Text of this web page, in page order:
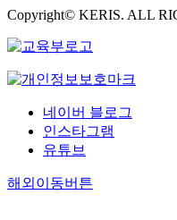
Copyright© KERIS. ALL
네이버 블로그
인스타그램
유튜브
해외이동버튼